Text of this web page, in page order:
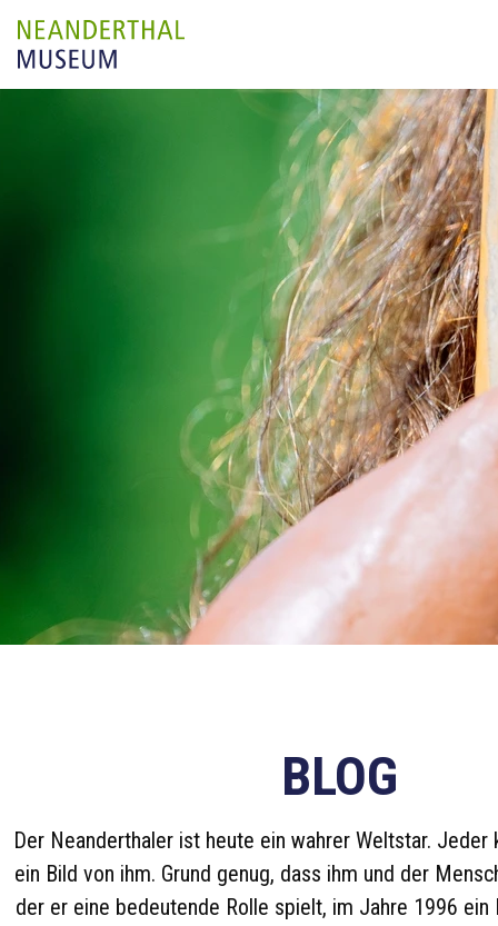
BLOG
Der Neanderthaler ist heute ein wahrer Weltstar. Jeder
ein Bild von ihm. Grund genug, dass ihm und der
der er eine bedeutende Rolle spielt, im Jahre 1996